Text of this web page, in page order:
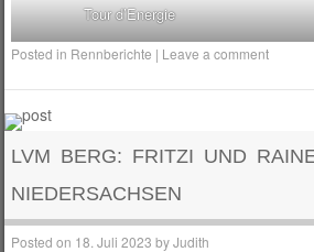
Tour d’Energie
Posted in Rennberichte | Leave a comment
LVM BERG: FRITZI UND
NIEDERSACHSEN
Posted on 18. Juli 2023 byJudith